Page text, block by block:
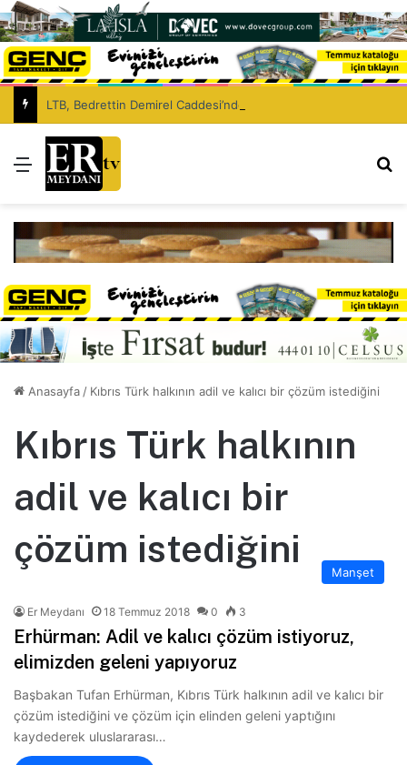
Menü
Anasayfa / Kıbrıs Türk halkının adil ve kalıcı bir çözüm istediğini
Kıbrıs Türk halkının
adil ve kalıcı bir
çözüm istediğini
Manşet
Er Meydanı 18 Temmuz 2018 0 3
Erhürman: Adil ve kalıcı çözüm istiyoruz,
elimizden geleni yapıyoruz
Başbakan Tufan Erhürman, Kıbrıs Türk halkının adil ve kalıcı bir
çözüm istediğini ve çözüm için elinden geleni yaptığını
kaydederek uluslararası…